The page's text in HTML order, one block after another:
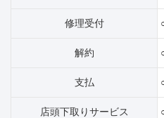
修理受付
解約
支払
店頭下取りサービス